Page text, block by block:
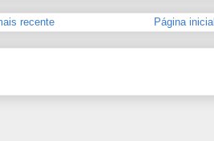
recente Página inicial